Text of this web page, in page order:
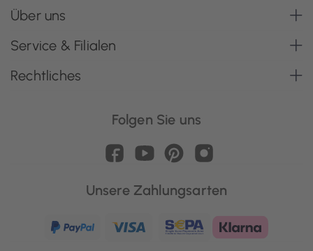
Über uns
Service & Filialen
Rechtliches
Folgen Sie uns
Unsere Zahlungsarten